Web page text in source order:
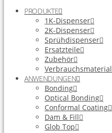
PRODUKTE
1K-Dispenser
2K-Dispenser
Sprühdispenser
Ersatzteile
Zubehör
Verbrauchsmaterial
ANWENDUNGEN
Bonding
Optical Bonding
Conformal Coating
Dam & Fill
Glob Top